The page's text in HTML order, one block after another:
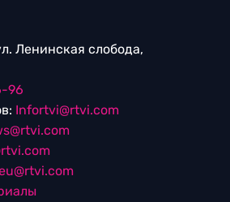
Ленинская слобода,
96
Infortvi@rtvi.com